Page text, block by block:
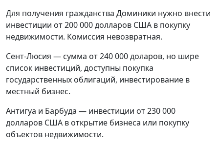
Для получения гражданства Доминики нужно внести
инвестиции от 200 000 долларов США в покупку
недвижимости. Комиссия невозвратная.
Сент-Люсия — сумма от 240 000 доларов, но шире
список инвестиций, доступны покупка
государственных облигаций, инвестирование в
местный бизнес.
Антигуа и Барбуда — инвестиции от 230 000
долларов США в открытие бизнеса или покупку
объектов недвижимости.